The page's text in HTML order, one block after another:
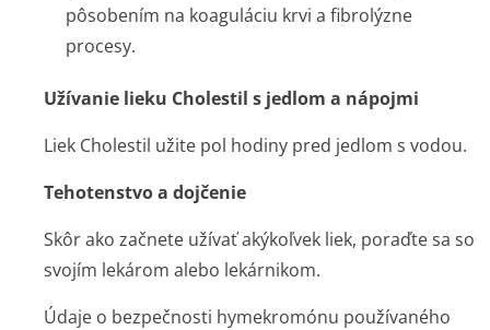
pôsobením na koaguláciu krvi a fibrolýzne
procesy.
Užívanie lieku Cholestil s jedlom a nápojmi
Liek Cholestil užite pol hodiny pred jedlom s vodou.
Tehotenstvo a dojčenie
Skôr ako začnete užívať akýkoľvek liek, poraďte sa so
svojím lekárom alebo lekárnikom.
Údaje o bezpečnosti hymekromónu používaného